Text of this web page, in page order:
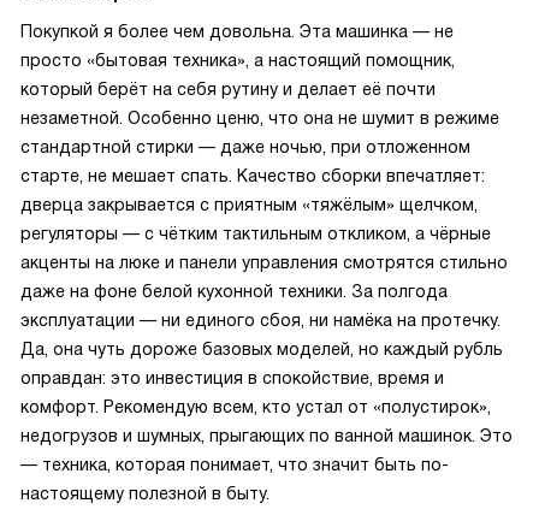
Покупкой я более чем довольна. Эта машинка — не
просто «бытовая техника», а настоящий помощник,
который берёт на себя рутину и делает её почти
незаметной. Особенно ценю, что она не шумит в режиме
стандартной стирки — даже ночью, при отложенном
старте, не мешает спать. Качество сборки впечатляет:
дверца закрывается с приятным «тяжёлым» щелчком,
регуляторы — с чётким тактильным откликом, а чёрные
акценты на люке и панели управления смотрятся стильно
даже на фоне белой кухонной техники. За полгода
эксплуатации — ни единого сбоя, ни намёка на протечку.
Да, она чуть дороже базовых моделей, но каждый рубль
оправдан: это инвестиция в спокойствие, время и
комфорт. Рекомендую всем, кто устал от «полустирок»,
недогрузов и шумных, прыгающих по ванной машинок. Это
— техника, которая понимает, что значит быть по-
настоящему полезной в быту.